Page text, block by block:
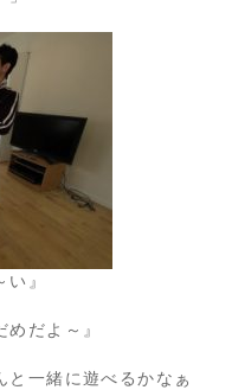
』
めだよ～』
と一緒に遊べるかなぁ